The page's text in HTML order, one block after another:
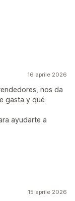
16 aprile 2026
nos da
gasta y qué
ayudarte a
15 aprile 2026